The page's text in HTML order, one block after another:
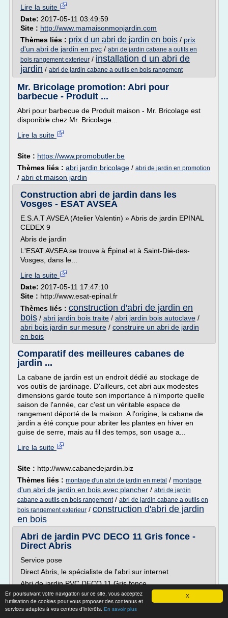
X
En poursuivant votre navigation sur ce site, vous acceptez
l'utilisation de cookies pour vous proposer des contenus et
services adaptés à vos centres d'intérêts. En savoir plus
Lire la suite
Date: 2017-05-11 03:49:59
Site : http://www.mamaisonmonjardin.com
Thèmes liés : prix d un abri de jardin en bois / prix
d'un abri de jardin en pvc / abri de jardin cabane a outils en
bois rangement exterieur / installation d un abri de
jardin / abri de jardin cabane a outils en bois rangement
Mr. Bricolage promotion: Abri pour
barbecue - Produit ...
Abri pour barbecue de Produit maison - Mr. Bricolage est
disponible chez Mr. Bricolage...
Lire la suite
Site : https://www.promobutler.be
Thèmes liés : abri jardin bricolage / abri de jardin en promotion
/ abri et maison jardin
Construction abri de jardin dans les
Vosges - ESAT AVSEA
E.S.A.T AVSEA (Atelier Valentin) » Abris de jardin EPINAL
CEDEX 9
Abris de jardin
L'ESAT AVSEA se trouve à Épinal et à Saint-Dié-des-
Vosges, dans le...
Lire la suite
Date: 2017-05-11 17:47:10
Site : http://www.esat-epinal.fr
Thèmes liés : construction d'abri de jardin en
bois / abri jardin bois traite / abri jardin bois autoclave /
abri bois jardin sur mesure / construire un abri de jardin
en bois
Comparatif des meilleures cabanes de
jardin ...
La cabane de jardin est un endroit dédié au stockage de
vos outils de jardinage. D'ailleurs, cet abri aux modestes
dimensions garde toute son importance à n'importe quelle
saison de l'année, car c'est un véritable espace de
rangement déporté de la maison. A l'origine, la cabane de
jardin a été conçue pour abriter les plantes en hiver en
guise de serre, mais au fil des temps, son usage a...
Lire la suite
Site : http://www.cabanedejardin.biz
Thèmes liés : montage d'un abri de jardin en metal / montage
d'un abri de jardin en bois avec plancher / abri de jardin
cabane a outils en bois rangement/ abri de jardin cabane a outils en
bois rangement exterieur / construction d'abri de jardin
en bois
Abri de jardin PVC DECO 11 Gris fonce -
Direct Abris
Service pose
Direct Abris, le spécialiste de l'abri sur internet
Abri de jardin PVC DECO 11 Gris fonce
Référence :
Suivant